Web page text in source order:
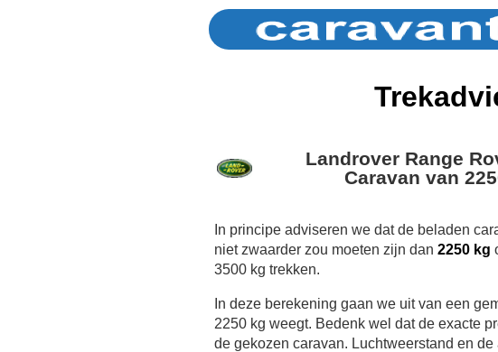
Landrover Range
Caravan van
In principe adviseren we dat de beladen
niet zwaarder zou moeten zijn dan 2250 kg
3500 kg trekken.
In deze berekening gaan we uit van een
2250 kg weegt. Bedenk wel dat de exacte
de gekozen caravan. Luchtweerstand en